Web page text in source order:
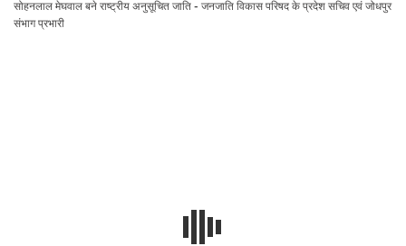
सोहनलाल मेघवाल बने राष्ट्रीय अनुसूचित जाति - जनजाति विकास परिषद के प्रदेश सचिव एवं जोधपुर
संभाग प्रभारी